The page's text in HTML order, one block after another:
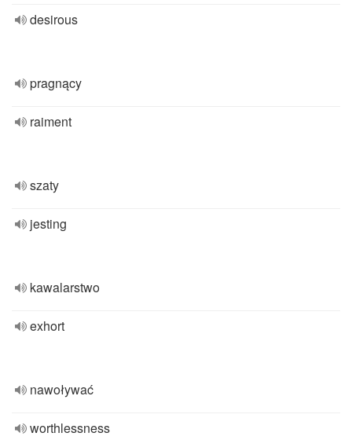
desirous
pragnący
raiment
szaty
jesting
kawalarstwo
exhort
nawoływać
worthlessness